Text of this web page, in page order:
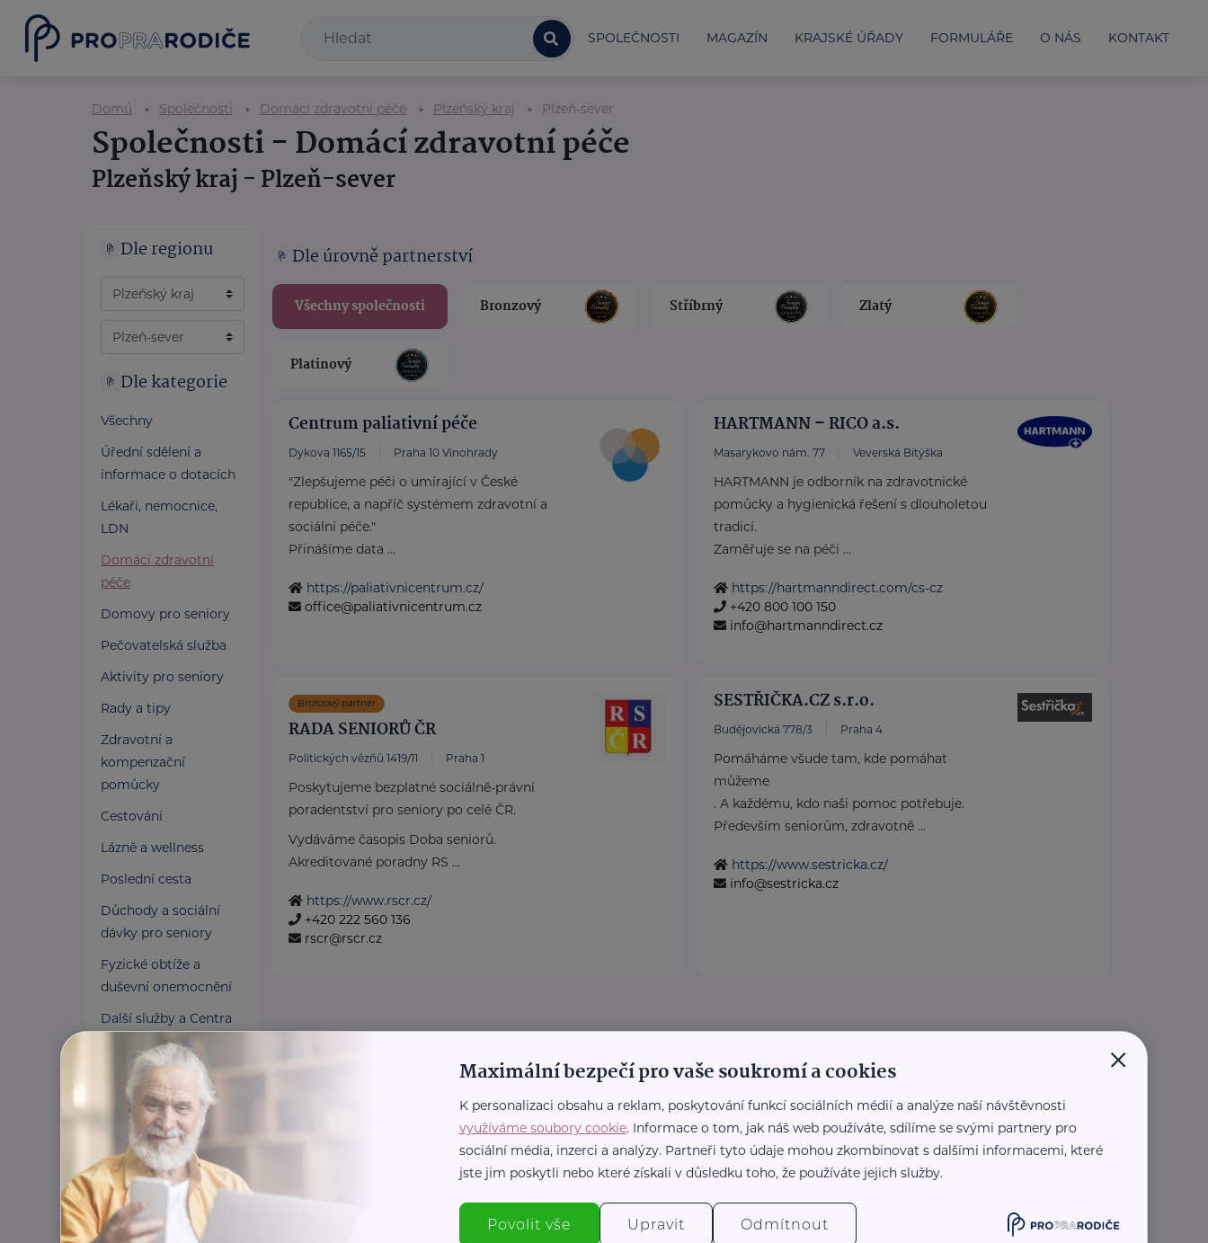
SPOLEČNOSTI MAGAZÍN KRAJSKÉ ÚŘADY FORMULÁŘE O NÁS KONTAKT
Domů Společnosti Domácí zdravotní péče Plzeňský kraj Plzeň-sever
Společnosti - Domácí zdravotní péče
Plzeňský kraj - Plzeň-sever
Dle regionu
Dle kategorie
Všechny
Úřední sdělení a
informace o dotacích
Lékaři, nemocnice,
LDN
Domácí zdravotní
péče
Domovy pro seniory
Pečovatelská služba
Aktivity pro seniory
Rady a tipy
Zdravotní a
kompenzační
pomůcky
Cestování
Lázně a wellness
Poslední cesta
Důchody a sociální
dávky pro seniory
Fyzické obtíže a
duševní onemocnění
Další služby a Centra
duševního zdraví
Osobní asistence
Pomoc v nouzi
Pojištění a finance
Pro pečující
Zaměstnání a právní
rovnováha
Dle úrovně partnerství
Všechny společnosti Bronzový Stříbrný Zlatý
Platinový
Centrum paliativní péče
Dykova 1165/15 Praha 10 Vinohrady
"Zlepšujeme péči o umírající v České
republice, a napříč systémem zdravotní a
sociální péče."
Přinášíme data ...
https://paliativnicentrum.cz/
office@paliativnicentrum.cz
HARTMANN – RICO a.s.
Masarykovo nám. 77 Veverská Bítýška
HARTMANN je odborník na zdravotnické
pomůcky a hygienická řešení s dlouholetou
tradicí.
Zaměřuje se na péči ...
https://hartmanndirect.com/cs-cz
+420 800 100 150
info@hartmanndirect.cz
Bronzový partner
RADA SENIORŮ ČR
Politických vězňů 1419/11 Praha 1
Poskytujeme bezplatné sociálně-právní
poradentství pro seniory po celé ČR.
Vydáváme časopis Doba seniorů.
Akreditované poradny RS ...
https://www.rscr.cz/
+420 222 560 136
rscr@rscr.cz
SESTŘIČKA.CZ s.r.o.
Budějovická 778/3 Praha 4
Pomáháme všude tam, kde pomáhat
můžeme
. A každému, kdo naši pomoc potřebuje.
Především seniorům, zdravotně ...
https://www.sestricka.cz/
info@sestricka.cz
×
Maximální bezpečí pro vaše soukromí a cookies
K personalizaci obsahu a reklam, poskytování funkcí sociálních médií a analýze naší návštěvnosti
využíváme soubory cookie. Informace o tom, jak náš web používáte, sdílíme se svými partnery pro
sociální média, inzerci a analýzy. Partneři tyto údaje mohou zkombinovat s dalšími informacemi, které
jste jim poskytli nebo které získali v důsledku toho, že používáte jejich služby.
Povolit vše Upravit Odmítnout